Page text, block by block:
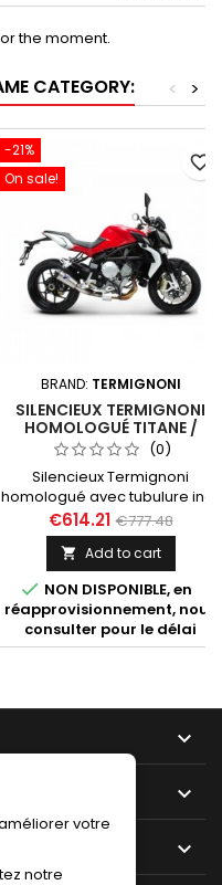
the moment.
CATEGORY: >
<
-21%
On sale!
BRAND: TERMIGNONI
SILENCIEUX TERMIGNONI
HOMOLOGUÉ TITANE /
CARBON MV AGUSTA
BRUTALE 675 / 800 2012-
2016
(0)
Silencieux Termignoni
homologué avec tubulure inox
silencieux titane avec embout
carbone pour MV Agusta
Brutale 675 / 800 années 2012 à
2016 et Rivale 2013 à 2016..
€614.21 €777.48
 Add to cart
 NON DISPONIBLE, en
réapprovisionnement, nous
consulter pour le délai
favorite_border



votre
notre